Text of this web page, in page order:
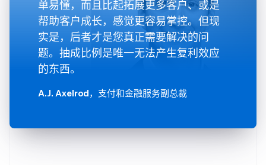
单易懂，而且比起拓展更多客户、或是
帮助客户成长，感觉更容易掌控。但现
实是，后者才是您真正需要解决的问
题。抽成比例是唯一无法产生复利效应
的东西。
A.J. Axelrod，支付和金融服务副总裁